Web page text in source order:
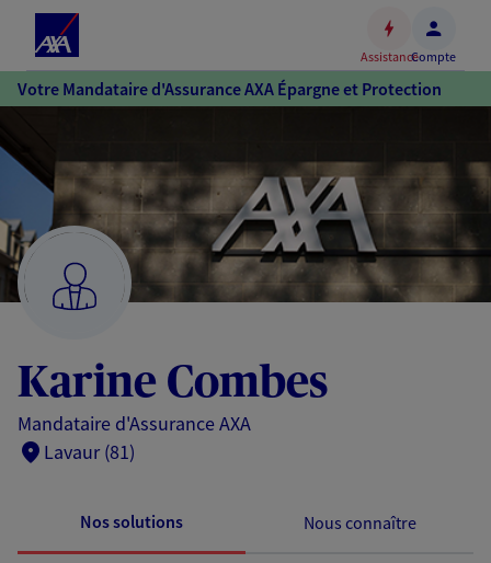
Accéder
au
Accéder
au
pied
de
page
AssistanceCompte
Votre Mandataire d'Assurance AXA Épargne et Protection
Karine Combes
Mandataire d'Assurance AXA
Lavaur (81)
Nos solutions Nous connaître